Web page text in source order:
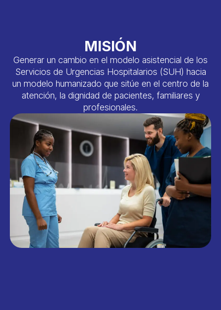
MISIÓN
Generar un cambio en el modelo asistencial de los
Servicios de Urgencias Hospitalarios (SUH) hacia
un modelo humanizado que sitúe en el centro de la
atención, la dignidad de pacientes, familiares y
profesionales.